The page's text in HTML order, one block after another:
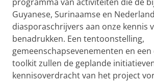
programma van activiteiten die de
Guyanese, Surinaamse en
diasporaschrijvers aan onze kennis
benadrukken. Een tentoonstelling,
gemeenschapsevenementen en
toolkit zullen de geplande
kennisoverdracht van het project